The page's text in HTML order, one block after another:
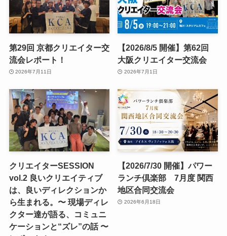
第29回 京都クリエイター交
流会レポート！
2026年7月11日
【2026/8/5 開催】第62回
大阪クリエイター交流会
2026年7月1日
クリエイターSESSION
vol.2 良いクリエイティブ
は、良いディレクションか
ら生まれる。〜 現場ディレ
クター達が語る、コミュニ
ケーションと“ズレ”の話 〜
【2026/7/30 開催】パワー
ランチ倶楽部 7月度 関西
地区合同交流会
2026年6月18日